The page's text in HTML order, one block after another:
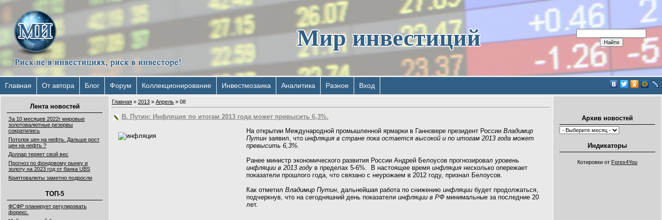
Мир инвестиций
Главная От автора Блог Форум Коллекционирование Инвестмозаика Аналитика Разное Вход
Лента новостей
За 10 месяцев 2022г мировые
золотовалютные резервы
сократились
Потолок цен на нефть. Дальше рост
цен на нефть ?
Доллар теряет свой вес
Прогноз по фондовому рынку и
золоту на 2023 год от банка UBS
Криптовалюты заметно подросли
ТОП-5
ФСФР планирует регулировать
форекс.
Главная » 2013 » Апрель » 08
В. Путин: Инфляция по итогам 2013 года может превысить 6,3%.
На открытии Международной промышленной ярмарки в Ганновере президент России Владимир
Путин заявил, что инфляция в стране пока остается высокой и по итогам 2013 года может
превысить 6,3%.
Ранее министр экономического развития России Андрей Белоусов прогнозировал уровень
инфляции в 2013 году в пределах 5-6%. В настоящее время инфляция несколько опережает
показатели прошлого года, что связано с неурожаем в 2012 году, признал Белоусов.
Как отметил Владимир Путин , дальнейшая работа по снижению инфляции будет продолжаться,
подчеркнув, что на сегодняшний день показатели инфляции в РФ минимальные за последние 20
лет.
Архив новостей
Индикаторы
Котировки от Forex4You